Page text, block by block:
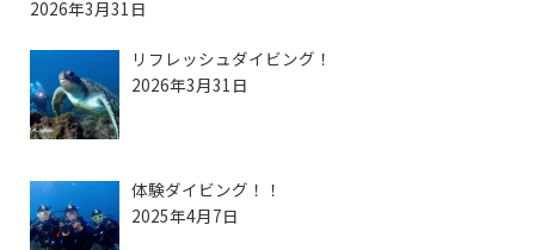
2026年3月31日
リフレッシュダイビング！
2026年3月31日
体験ダイビング！！
2025年4月7日